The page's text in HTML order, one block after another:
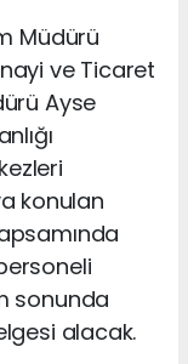
Müdürü
ve Ticaret
Ayse
konulan
sonunda
alacak.